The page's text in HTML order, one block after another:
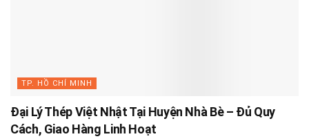
TP. HỒ CHÍ MINH
Đại Lý Thép Việt Nhật Tại Huyện Nhà Bè – Đủ Quy
Cách, Giao Hàng Linh Hoạt